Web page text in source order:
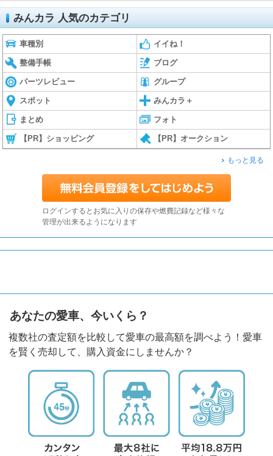
みんカラ 人気のカテゴリ
車種別 イイね！
整備手帳 ブログ
パーツレビュー グループ
スポット みんカラ＋
まとめ フォト
【PR】ショッピング 【PR】オークション
もっと見る
ログインするとお気に入りの保存や燃費記録など様々な
管理が出来るようになります
あなたの愛車、今いくら？
複数社の査定額を比較して愛車の最高額を調べよう！愛車
を賢く売却して、購入資金にしませんか？